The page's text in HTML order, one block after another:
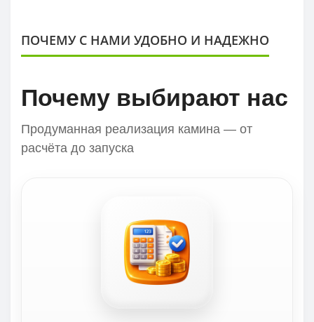
ПОЧЕМУ С НАМИ УДОБНО И НАДЕЖНО
Почему выбирают нас
Продуманная реализация камина — от
расчёта до запуска